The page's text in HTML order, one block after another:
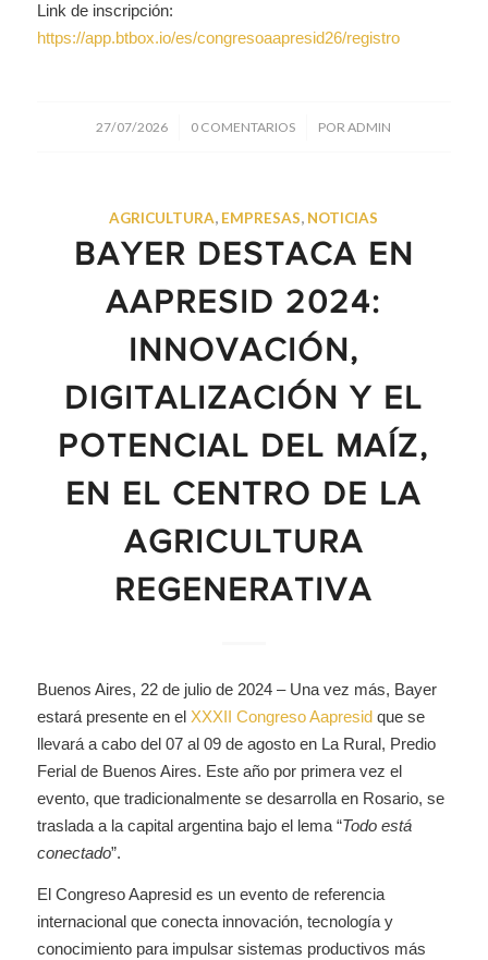
Link de inscripción:
https://app.btbox.io/es/congresoaapresid26/registro
27/07/2026
/ 0 COMENTARIOS
/ PORADMIN
AGRICULTURA, EMPRESAS, NOTICIAS
BAYER DESTACA EN
AAPRESID 2024:
INNOVACIÓN,
DIGITALIZACIÓN Y EL
POTENCIAL DEL MAÍZ,
EN EL CENTRO DE LA
AGRICULTURA
REGENERATIVA
Buenos Aires, 22 de julio de 2024 – Una vez más, Bayer
estará presente en el XXXII Congreso Aapresidque se
llevará a cabo del 07 al 09 de agosto en La Rural, Predio
Ferial de Buenos Aires. Este año por primera vez el
evento, que tradicionalmente se desarrolla en Rosario, se
traslada a la capital argentina bajo el lema “Todo está
conectado”.
El Congreso Aapresid es un evento de referencia
internacional que conecta innovación, tecnología y
conocimiento para impulsar sistemas productivos más